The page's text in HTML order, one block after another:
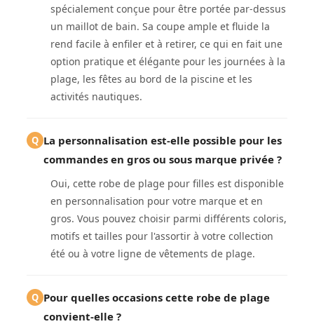
spécialement conçue pour être portée par-dessus
un maillot de bain. Sa coupe ample et fluide la
rend facile à enfiler et à retirer, ce qui en fait une
option pratique et élégante pour les journées à la
plage, les fêtes au bord de la piscine et les
activités nautiques.
Q La personnalisation est-elle possible pour les
commandes en gros ou sous marque privée ?
Oui, cette robe de plage pour filles est disponible
en personnalisation pour votre marque et en
gros. Vous pouvez choisir parmi différents coloris,
motifs et tailles pour l'assortir à votre collection
été ou à votre ligne de vêtements de plage.
Q Pour quelles occasions cette robe de plage
convient-elle ?